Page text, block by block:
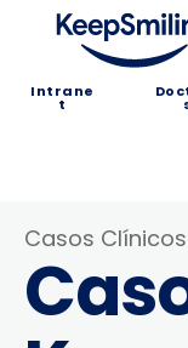
Intrane
t
Casos Clínicos